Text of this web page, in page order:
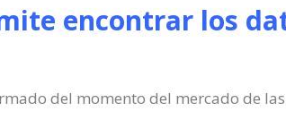
encontrar los
del momento del mercado de